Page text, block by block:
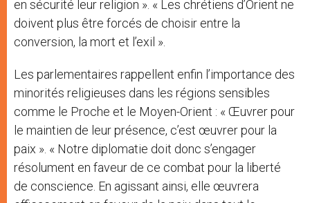
en sécurité leur religion ». « Les chrétiens d’Orient ne
doivent plus être forcés de choisir entre la
conversion, la mort et l’exil ».
Les parlementaires rappellent enfin l’importance des
minorités religieuses dans les régions sensibles
comme le Proche et le Moyen-Orient : « Œuvrer pour
le maintien de leur présence, c’est œuvrer pour la
paix ». « Notre diplomatie doit donc s’engager
résolument en faveur de ce combat pour la liberté
de conscience. En agissant ainsi, elle œuvrera